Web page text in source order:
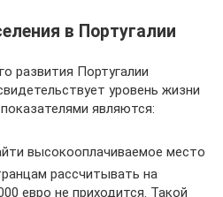
в Португалии
развития Португалии
уровень жизни
являются:
высокооплачиваемое место
рассчитывать на
евро не приходится. Такой